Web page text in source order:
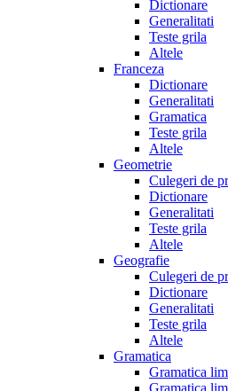
Dictionare
Generalitati
Teste grila
Altele
Franceza
Dictionare
Generalitati
Gramatica
Teste grila
Altele
Geometrie
Culegeri de
Dictionare
Generalitati
Teste grila
Altele
Geografie
Culegeri de
Dictionare
Generalitati
Teste grila
Altele
Gramatica
Gramatica